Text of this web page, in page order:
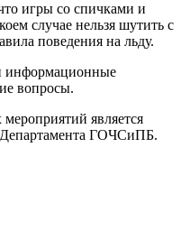
игры со спичками и
случае нельзя шутить с
поведения на льду.
информационные
вопросы.
является
ГОЧСиПБ.